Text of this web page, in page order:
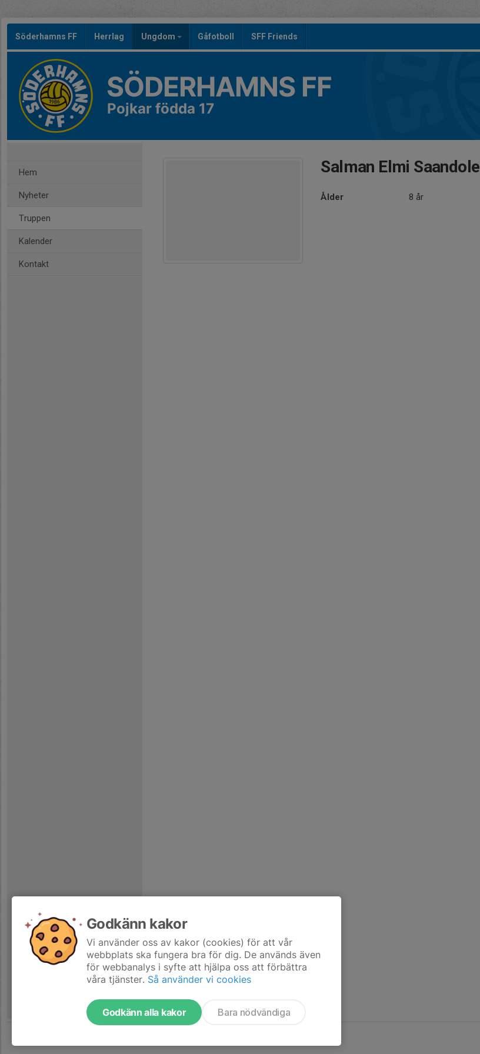
Söderhamns FF Herrlag Ungdom Gåfotboll SFF Friends
SÖDERHAMNS FF
Pojkar födda 17
Hem
Nyheter
Truppen
Kalender
Kontakt
Salman Elmi Saandole
Ålder 8 år
Godkänn kakor
Vi använder oss av kakor (cookies) för att vår
webbplats ska fungera bra för dig. De används även
för webbanalys i syfte att hjälpa oss att förbättra
våra tjänster. Så använder vi cookies
Godkänn alla kakor Bara nödvändiga